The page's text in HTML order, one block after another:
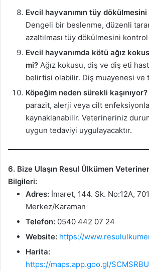
Evcil hayvanımın tüy
Dengeli bir beslenme, düzenli
azaltılması tüy dökülmesini kontrol
Evcil hayvanımda kötü ağız
mi? Ağız kokusu, diş ve diş eti
belirtisi olabilir. Diş muayenesi ve
Köpeğim neden sürekli kaşınıyor?
parazit, alerji veya cilt
kaynaklanabilir. Veterineriniz
uygun tedaviyi uygulayacaktır.
6. Bize Ulaşın Resul Ülkümen
Bilgileri:
Adres: İmaret, 144. Sk. No:12A,
Merkez/Karaman
Telefon: 0540 442 07 24
Website: https://
Harita:
https://maps.app.goo.gl/